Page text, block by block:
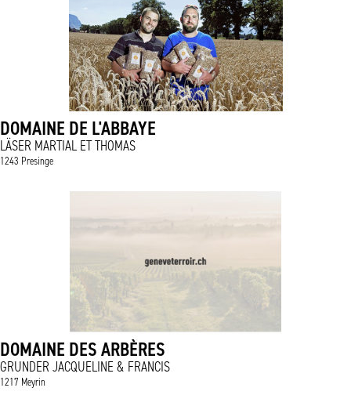
DOMAINE DE L'ABBAYE
LÄSER MARTIAL ET THOMAS
1243 Presinge
DOMAINE DES ARBÈRES
GRUNDER JACQUELINE & FRANCIS
1217 Meyrin